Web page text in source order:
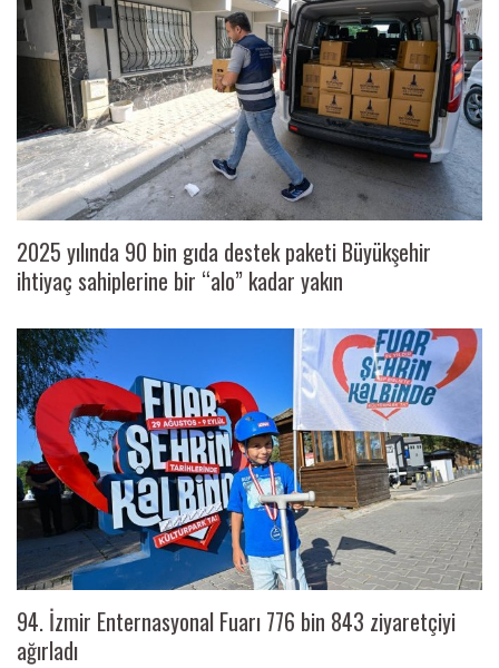
2025 yılında 90 bin gıda destek paketi Büyükşehir
ihtiyaç sahiplerine bir “alo” kadar yakın
94. İzmir Enternasyonal Fuarı 776 bin 843 ziyaretçiyi
ağırladı